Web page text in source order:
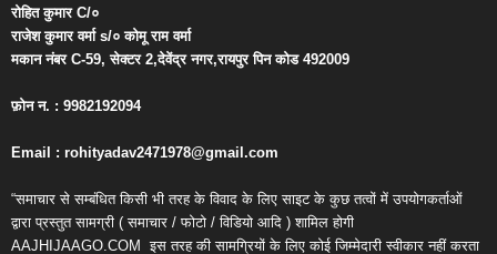
रोहित कुमारC/०
राजेश कुमार वर्माs/० कोमू राम वर्मा
मकान नंबरC-59,सेक्टर2,देवेंद्र नगर,रायपुर पिन कोड492009
फ़ोन न. : 9982192094
Email : rohityadav2471978@gmail.com
“समाचार से सम्बंधित किसी भी तरह के विवाद के लिए साइट के कुछ तत्वों में उपयोगकर्ताओं
द्वारा प्रस्तुत सामग्री ( समाचार / फोटो / विडियो आदि ) शामिल होगी
AAJHIJAAGO.COM इस तरह की सामग्रियों के लिए कोई जिम्मेदारी स्वीकार नहीं करता